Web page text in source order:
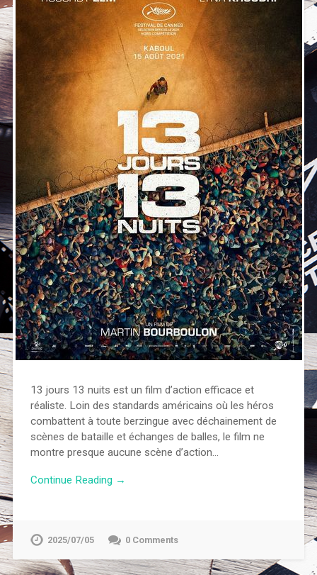
13 jours 13 nuits est un film d’action efficace et
réaliste. Loin des standards américains où les héros
combattent à toute berzingue avec déchainement de
scènes de bataille et échanges de balles, le film ne
montre presque aucune scène d’action…
Continue Reading →
2025/07/05 0 Comments